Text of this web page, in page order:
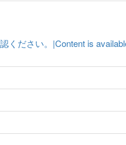
ださい。|Content is